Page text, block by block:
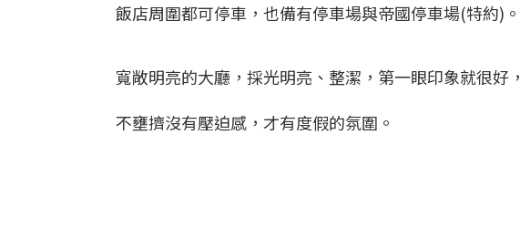
飯店周圍都可停車，也備有停車場與帝國停車場(特約)。
寬敞明亮的大廳，採光明亮、整潔，第一眼印象就很好，
不壅擠沒有壓迫感，才有度假的氛圍。